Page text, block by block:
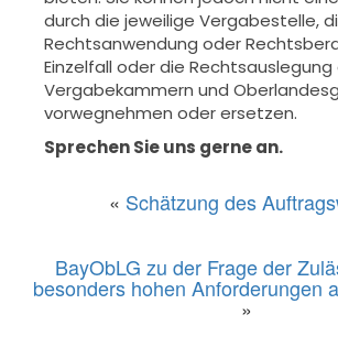
durch die jeweilige Vergabestelle,
Rechtsanwendung oder
Einzelfall oder die Rechtsauslegung
Vergabekammern und
vorwegnehmen oder ersetzen.
Sprechen Sie uns gerne an.
« Schätzung des
BayObLG zu der Frage der
besonders hohen Anforderungen
»